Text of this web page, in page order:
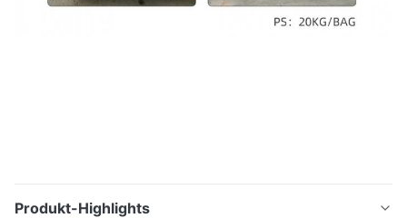
Produkt-Highlights